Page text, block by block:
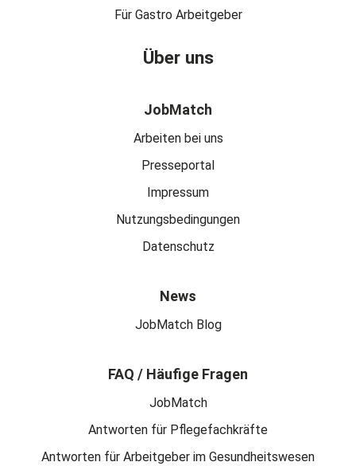
Für Gastro Arbeitgeber
Über uns
JobMatch
Arbeiten bei uns
Presseportal
Impressum
Nutzungsbedingungen
Datenschutz
News
JobMatch Blog
FAQ / Häufige Fragen
JobMatch
Antworten für Pflegefachkräfte
Antworten für Arbeitgeber im Gesundheitswesen